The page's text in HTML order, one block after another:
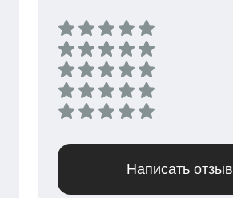
Написать отзыв